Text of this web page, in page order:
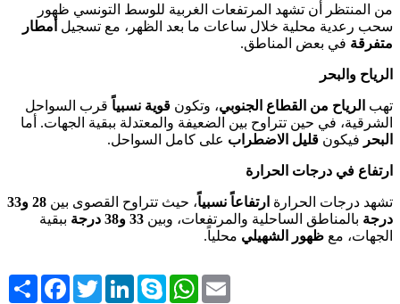
من المنتظر أن تشهد المرتفعات الغربية للوسط التونسي ظهور
سحب رعدية محلية خلال ساعات ما بعد الظهر، مع تسجيل أمطار
متفرقة في بعض المناطق.
الرياح والبحر
تهب الرياح من القطاع الجنوبي، وتكون قوية نسبياً قرب السواحل
الشرقية، في حين تتراوح بين الضعيفة والمعتدلة ببقية الجهات. أما
البحر فيكون قليل الاضطراب على كامل السواحل.
ارتفاع في درجات الحرارة
تشهد درجات الحرارة ارتفاعاً نسبياً، حيث تتراوح القصوى بين
28 و33
درجة بالمناطق الساحلية والمرتفعات، وبين 33 و38 درجة
ببقية
الجهات، مع ظهور الشهيلي محلياً.
Share FacebookTwitterLinkedInSkype WhatsApp